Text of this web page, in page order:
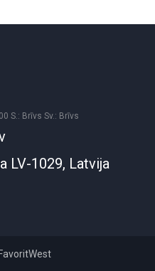
S.: Brīvs Sv.: Brīvs
LV-1029, Latvija
FavoritWest